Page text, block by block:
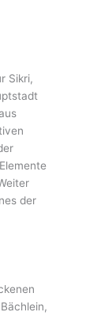
Sikri,
der